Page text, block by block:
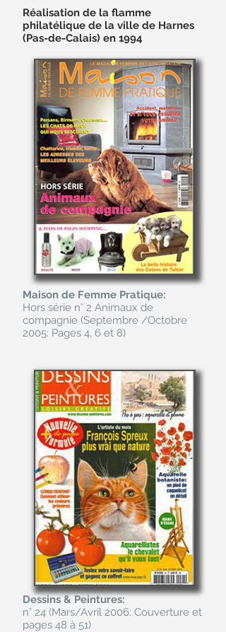
Réalisation de la flamme
philatélique de la ville de Harnes
(Pas-de-Calais) en 1994
Maison de Femme Pratique:
Hors série n° 2 Animaux de
compagnie (Septembre /Octobre
2005: Pages 4, 6 et 8)
Dessins & Peintures:
n° 24 (Mars/Avril 2006: Couverture et
pages 48 à 51)